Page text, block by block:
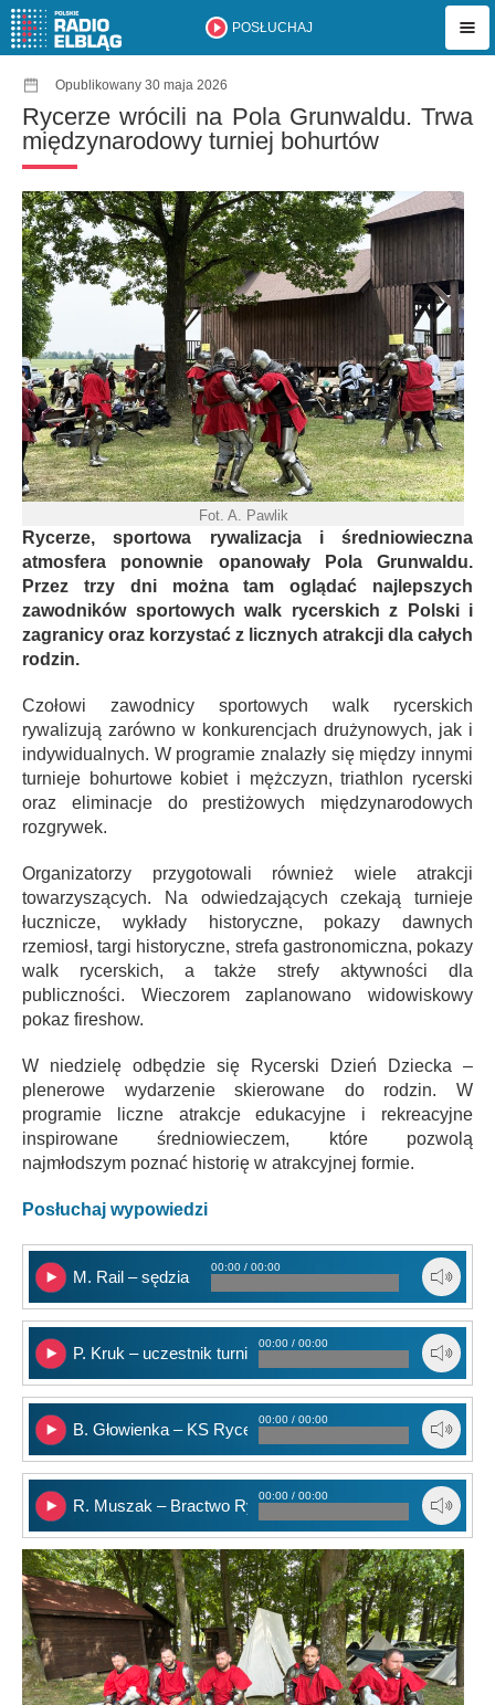
POSŁUCHAJ
Opublikowany 30 maja 2026
Rycerze wrócili na Pola Grunwaldu. Trwa
międzynarodowy turniej bohurtów
Fot. A. Pawlik
Rycerze, sportowa rywalizacja i średniowieczna
atmosfera ponownie opanowały Pola Grunwaldu.
Przez trzy dni można tam oglądać najlepszych
zawodników sportowych walk rycerskich z Polski i
zagranicy oraz korzystać z licznych atrakcji dla całych
rodzin.
Czołowi zawodnicy sportowych walk rycerskich
rywalizują zarówno w konkurencjach drużynowych, jak i
indywidualnych. W programie znalazły się między innymi
turnieje bohurtowe kobiet i mężczyzn, triathlon rycerski
oraz eliminacje do prestiżowych międzynarodowych
rozgrywek.
Organizatorzy przygotowali również wiele atrakcji
towarzyszących. Na odwiedzających czekają turnieje
łucznicze, wykłady historyczne, pokazy dawnych
rzemiosł, targi historyczne, strefa gastronomiczna, pokazy
walk rycerskich, a także strefy aktywności dla
publiczności. Wieczorem zaplanowano widowiskowy
pokaz fireshow.
W niedzielę odbędzie się Rycerski Dzień Dziecka –
plenerowe wydarzenie skierowane do rodzin. W
programie liczne atrakcje edukacyjne i rekreacyjne
inspirowane średniowieczem, które pozwolą
najmłodszym poznać historię w atrakcyjnej formie.
Posłuchaj wypowiedzi
M. Rail – sędzia
00:00 / 00:00
P. Kruk – uczestnik turnieju
00:00 / 00:00
B. Głowienka – KS Rycerz z Łodzi
00:00 / 00:00
R. Muszak – Bractwo Rycerskie Komturii Nidzickiej
00:00 / 00:00